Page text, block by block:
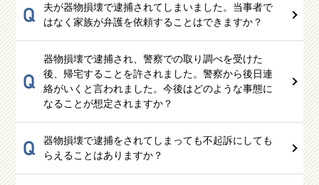
Q
夫が器物損壊で逮捕されてしまいました。当事者で
はなく家族が弁護を依頼することはできますか？
Q
器物損壊で逮捕され、警察での取り調べを受けた
後、帰宅することを許されました。警察から後日連
絡がいくと言われました。今後はどのような事態に
なることが想定されますか？
Q
器物損壊で逮捕をされてしまっても不起訴にしても
らえることはありますか？